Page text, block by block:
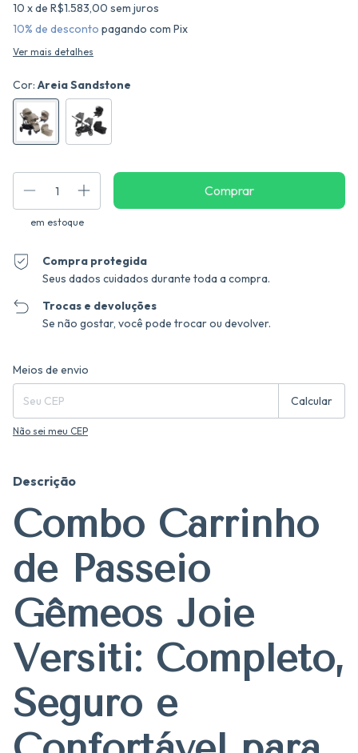
10 x de R$1.583,00 sem juros
10% de desconto pagando com Pix
Ver mais detalhes
Cor: Areia Sandstone
em estoque
Compra protegida
Seus dados cuidados durante toda a compra.
Trocas e devoluções
Se não gostar, você pode trocar ou devolver.
Entregas para o CEP:
Meios de envio
Calcular
Não sei meu CEP
Descrição
Combo Carrinho
de Passeio
Gêmeos Joie
Versiti: Completo,
Seguro e